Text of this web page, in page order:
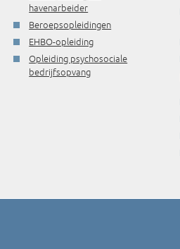
havenarbeider
Beroepsopleidingen
EHBO-opleiding
Opleiding psychosociale
bedrijfsopvang